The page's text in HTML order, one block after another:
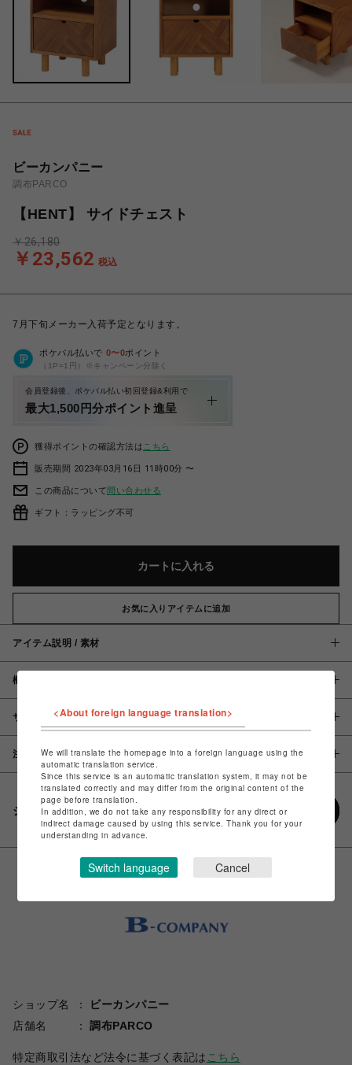
ビーカンパニー
調布PARCO
【HENT】 サイドチェスト
￥23,562 税込
￥26,180
7月下旬メーカー入荷予定となります。
ポケパル払いで 0〜0ポイント
（1P=1円）※キャンペーン分除く
会員登録後、ポケパル払い初回登録&利用で
最大1,500円分ポイント進呈
獲得ポイントの確認方法は こちら
販売期間 2023年03月16日 11時00分 〜
この商品について問い合わせる
ギフト：ラッピング不可
カートに入れる
お気に入りアイテムに追加
アイテム説明 / 素材
概要
サイズ
注意事項
シェアする
ショップ名
ビーカンパニー
店舗名
調布PARCO
特定商取引法など法令に基づく表記は こちら
<About foreign language translation>
We will translate the homepage into a foreign language using the
automatic translation service.
Since this service is an automatic translation system, it may not be
translated correctly and may differ from the original content of the
page before translation.
In addition, we do not take any responsibility for any direct or
indirect damage caused by using this service. Thank you for your
understanding in advance.
Switch language Cancel